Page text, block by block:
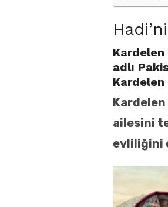
adlı
Kardelen
ailesini
evliliğini